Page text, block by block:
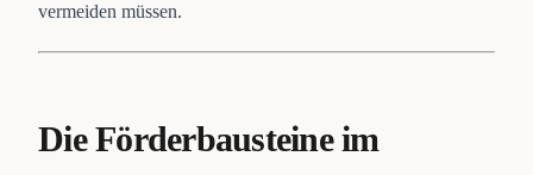
vermeiden müssen.
Die Förderbausteine im